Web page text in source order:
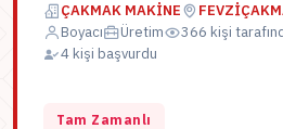
ÇAKMAK MAKİNE
Boyacı
Üretim
366 kişi
4 kişi başvurdu
Tam Zamanlı